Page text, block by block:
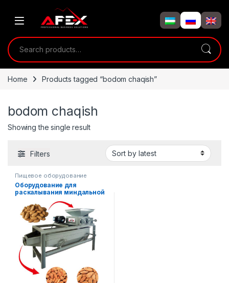
Search for:
Home Products tagged “bodom chaqish”
bodom chaqish
Showing the single result
Filters
Пищевое оборудование
Оборудование для
раскалывания миндальной